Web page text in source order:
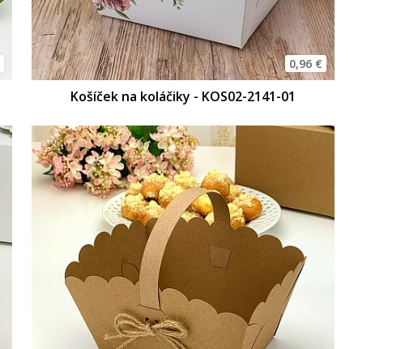
0,96 €
Košíček na koláčiky - KOS02-2141-01